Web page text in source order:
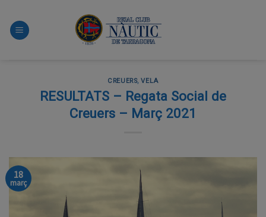
content
CREUERS,VELA
RESULTATS – Regata Social de
Creuers – Març 2021
18
març